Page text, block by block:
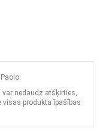
nedaudz atšķirties,
visas produkta īpašības